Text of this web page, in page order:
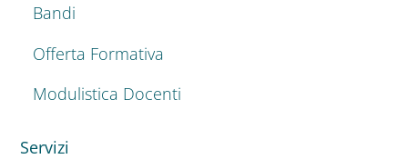
Bandi
Offerta Formativa
Modulistica Docenti
Servizi